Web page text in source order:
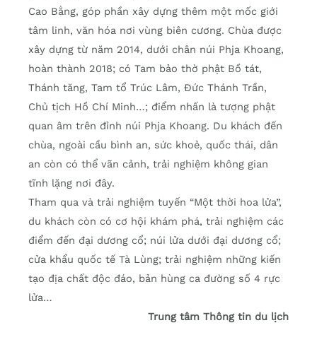
Cao Bằng, góp phần xây dựng thêm một mốc giới
tâm linh, văn hóa nơi vùng biên cương. Chùa được
xây dựng từ năm 2014, dưới chân núi Phja Khoang,
hoàn thành 2018; có Tam bảo thờ phật Bồ tát,
Thánh tăng, Tam tổ Trúc Lâm, Đức Thánh Trần,
Chủ tịch Hồ Chí Minh…; điểm nhấn là tượng phật
quan âm trên đỉnh núi Phja Khoang. Du khách đến
chùa, ngoài cầu bình an, sức khoẻ, quốc thái, dân
an còn có thể vãn cảnh, trải nghiệm không gian
tĩnh lặng nơi đây.
Tham qua và trải nghiệm tuyến “Một thời hoa lửa”,
du khách còn có cơ hội khám phá, trải nghiệm các
điểm đến đại dương cổ; núi lửa dưới đại dương cổ;
cửa khẩu quốc tế Tà Lùng; trải nghiệm những kiến
tạo địa chất độc đáo, bản hùng ca đường số 4 rực
lửa…
Trung tâm Thông tin du lịch